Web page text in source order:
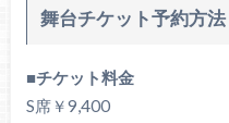
舞台チケット予約方法
■チケット料金
S席￥9,400